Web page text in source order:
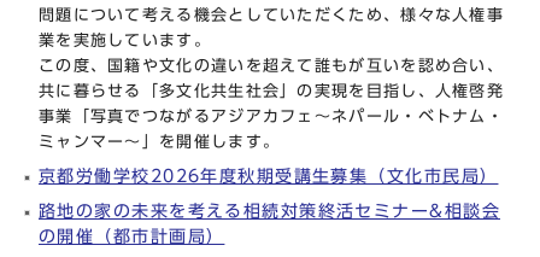
問題について考える機会としていただくため、様々な人権事
業を実施しています。
この度、国籍や文化の違いを超えて誰もが互いを認め合い、
共に暮らせる「多文化共生社会」の実現を目指し、人権啓発
事業「写真でつながるアジアカフェ～ネパール・ベトナム・
ミャンマー～」を開催します。
京都労働学校2026年度秋期受講生募集（文化市民局）
路地の家の未来を考える相続対策終活セミナー&相談会
の開催（都市計画局）